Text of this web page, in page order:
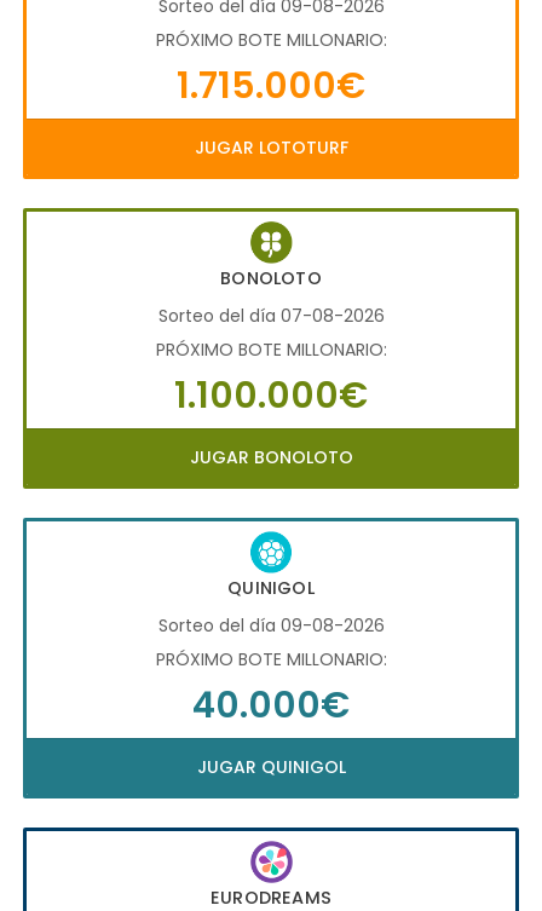
Sorteo del día 09-08-2026
PRÓXIMO BOTE MILLONARIO:
1.715.000€
JUGAR LOTOTURF
BONOLOTO
Sorteo del día 07-08-2026
PRÓXIMO BOTE MILLONARIO:
1.100.000€
JUGAR BONOLOTO
QUINIGOL
Sorteo del día 09-08-2026
PRÓXIMO BOTE MILLONARIO:
40.000€
JUGAR QUINIGOL
EURODREAMS